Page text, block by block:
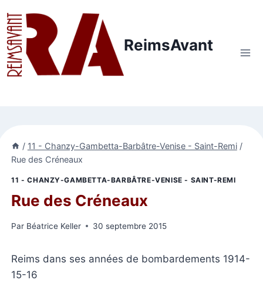
au
contenu
ReimsAvant
/ 11 - Chanzy-Gambetta-Barbâtre-Venise - Saint-Remi /
Rue des Créneaux
11 - CHANZY-GAMBETTA-BARBÂTRE-VENISE - SAINT-REMI
Rue des Créneaux
Par Béatrice Keller 30 septembre 2015
Reims dans ses années de bombardements 1914-
15-16